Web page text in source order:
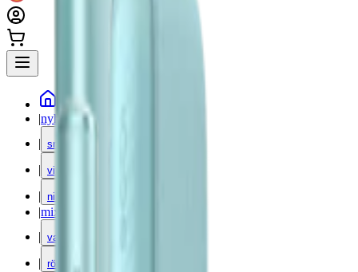
|nyheter
| snus
| vitt snus
| nikotinfritt
|mixpack
| vape
| rökning